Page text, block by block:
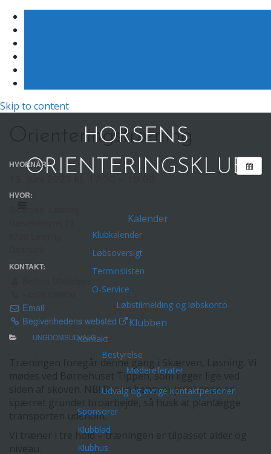
Skip to content
HORSENS
ORIENTERINGSKLUB
Kalender
Klubkalender
Løbsoversigt
Terminslisten
O-Service
Løbstilmelding og løbskonto
Klubben
Kontakt
Bestyrelse
Mødereferater
Udvalg og øvrige kontaktpersoner
Sponsorer
Klubblad
Klubhus
Orienteringstræning
HVORNÅR:
13. juni 2023 kl. 17:30 – 19:00
HVOR:
KONTAKT:
Email
Begivenhedens websted
UNGDOMSUDVALG
Træningen foregår denne gang i Skærven, Løsning. Vi
mødes ved Børnehuset Tippen, som ligger lige ved
siden af skoven. NB! Broen henover jernbanen er
transporten udenom.
Vi træner i tre hold – træningen er tilpasset alder og